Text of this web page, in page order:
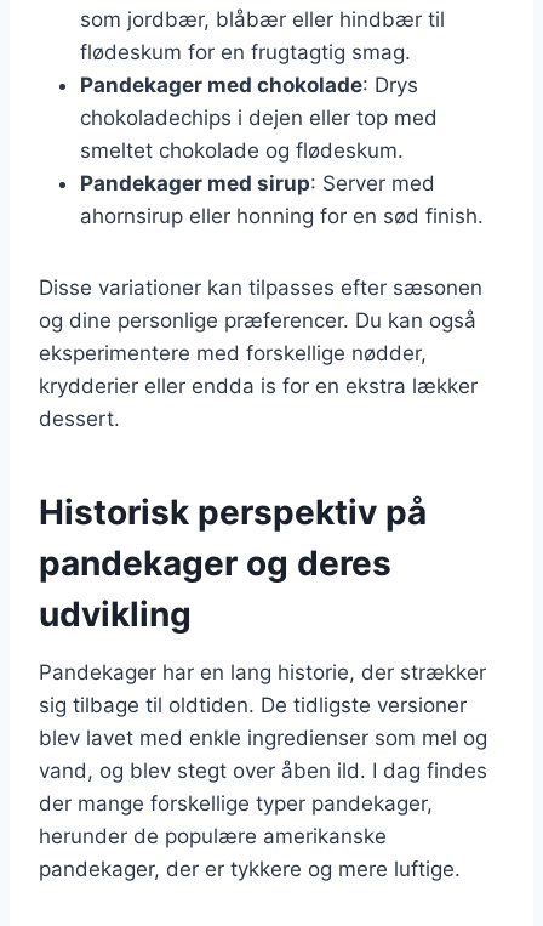
som jordbær, blåbær eller hindbær til
flødeskum for en frugtagtig smag.
Pandekager med chokolade: Drys
chokoladechips i dejen eller top med
smeltet chokolade og flødeskum.
Pandekager med sirup: Server med
ahornsirup eller honning for en sød finish.
Disse variationer kan tilpasses efter sæsonen
og dine personlige præferencer. Du kan også
eksperimentere med forskellige nødder,
krydderier eller endda is for en ekstra lækker
dessert.
Historisk perspektiv på
pandekager og deres
udvikling
Pandekager har en lang historie, der strækker
sig tilbage til oldtiden. De tidligste versioner
blev lavet med enkle ingredienser som mel og
vand, og blev stegt over åben ild. I dag findes
der mange forskellige typer pandekager,
herunder de populære amerikanske
pandekager, der er tykkere og mere luftige.